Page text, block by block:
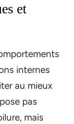
et
internes
au mieux
pas
mais